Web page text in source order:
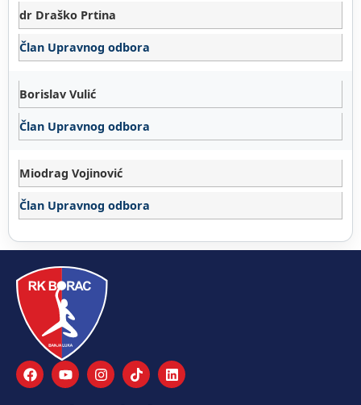
dr Draško Prtina
Član Upravnog odbora
Borislav Vulić
Član Upravnog odbora
Miodrag Vojinović
Član Upravnog odbora